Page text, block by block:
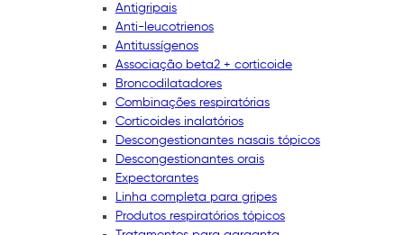
Antigripais
Anti-leucotrienos
Antitussígenos
Associação beta2 + corticoide
Broncodilatadores
Combinações respiratórias
Corticoides inalatórios
Descongestionantes nasais tópicos
Descongestionantes orais
Expectorantes
Linha completa para gripes
Produtos respiratórios tópicos